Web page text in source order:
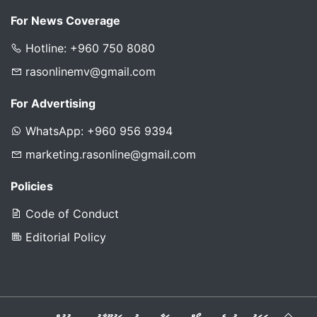
For News Coverage
Hotline: +960 750 8080
rasonlinemv@gmail.com
For Advertising
WhatsApp: +960 956 9394
marketing.rasonline@gmail.com
Policies
Code of Conduct
Editorial Policy